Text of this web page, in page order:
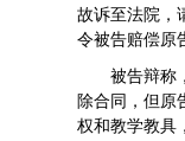
故诉至法院，
令被告赔偿原
被告辩称
除合同，但原
权和教学教具